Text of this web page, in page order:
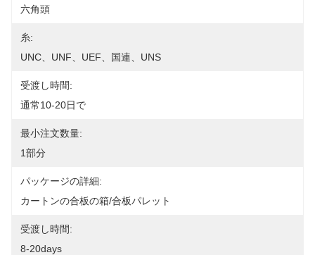
六角頭
糸:
UNC、UNF、UEF、国連、UNS
受渡し時間:
通常10-20日で
最小注文数量:
1部分
パッケージの詳細:
カートンの合板の箱/合板パレット
受渡し時間:
8-20days